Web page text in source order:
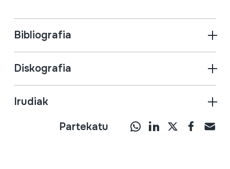
Bibliografia
Diskografia
Irudiak
Partekatu